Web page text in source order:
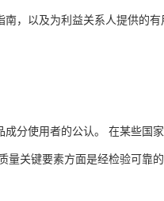
，以及为利益关系人提供的
分使用者的公认。 在某些国
关键要素方面是经检验可靠的